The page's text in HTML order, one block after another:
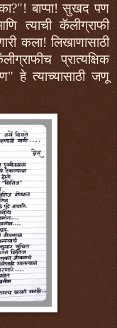
बाप्पा! सुखद पण
त्याची कॅलीग्राफी
कला! लिखाणासाठी
प्रात्यक्षिक
हे त्याच्यासाठी जणू